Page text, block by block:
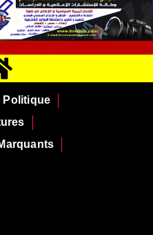
Politique